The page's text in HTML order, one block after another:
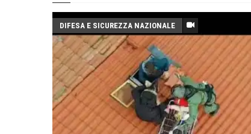
DIFESA E SICUREZZA NAZIONALE